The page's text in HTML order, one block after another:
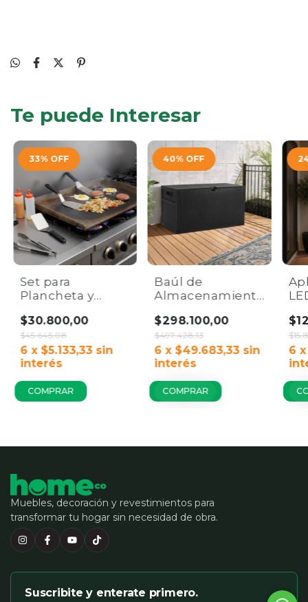
Te puede Interesar
33% OFF
Set para
Plancheta y
| Kit de Acero
Home Co.
$30.800,00
$45.645,08
6 x $5.133,33 sin
interés
40% OFF
Baúl de
Almacenamiento
Exterior 460L |
Capacidad 460L
con Traba.
$298.100,00
$497.428,13
6 x $49.683,33 sin
interés
COMPRAR
6
Muebles, decoración y revestimientos para
transformar tu hogar sin necesidad de obra.
Suscribite y enterate primero.